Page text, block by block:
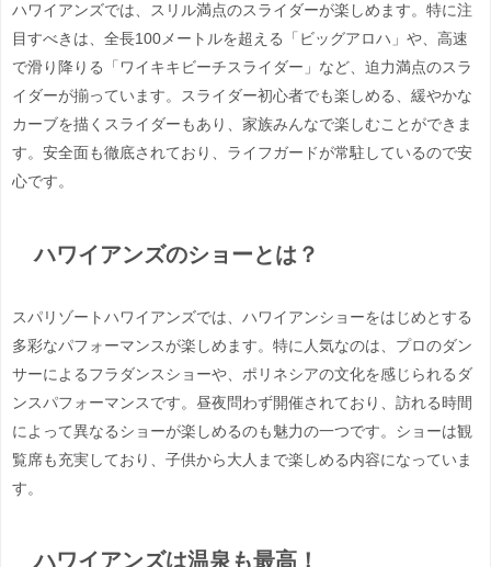
ハワイアンズでは、スリル満点のスライダーが楽しめます。特に注
目すべきは、全長100メートルを超える「ビッグアロハ」や、高速
で滑り降りる「ワイキキビーチスライダー」など、迫力満点のスラ
イダーが揃っています。スライダー初心者でも楽しめる、緩やかな
カーブを描くスライダーもあり、家族みんなで楽しむことができま
す。安全面も徹底されており、ライフガードが常駐しているので安
心です。
ハワイアンズのショーとは？
スパリゾートハワイアンズでは、ハワイアンショーをはじめとする
多彩なパフォーマンスが楽しめます。特に人気なのは、プロのダン
サーによるフラダンスショーや、ポリネシアの文化を感じられるダ
ンスパフォーマンスです。昼夜問わず開催されており、訪れる時間
によって異なるショーが楽しめるのも魅力の一つです。ショーは観
覧席も充実しており、子供から大人まで楽しめる内容になっていま
す。
ハワイアンズは温泉も最高！